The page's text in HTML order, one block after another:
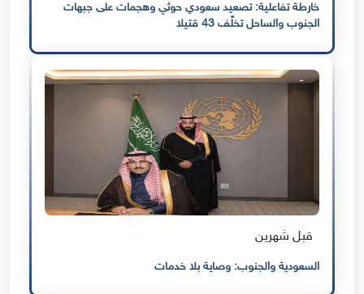
خارطة تفاعلية: تصعيد سعودي حوثي وهجمات على جبهات
الجنوب والساحل تخلّف 43 قتيلا
قبل شهرين
السعودية والجنوب: وصاية بلا خدمات